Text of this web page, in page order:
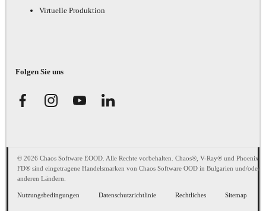
Virtuelle Produktion
Folgen Sie uns
© 2026 Chaos Software EOOD. Alle Rechte vorbehalten. Chaos®, V-Ray® und Phoenix
FD® sind eingetragene Handelsmarken von Chaos Software OOD in Bulgarien und/oder
anderen Ländern.
Nutzungsbedingungen Datenschutzrichtlinie Rechtliches Sitemap